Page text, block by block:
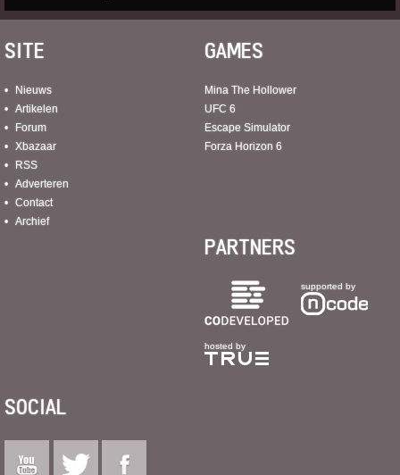
SITE
Nieuws
Artikelen
Forum
Xbazaar
RSS
Adverteren
Contact
Archief
GAMES
Mina The Hollower
UFC 6
Escape Simulator
Forza Horizon 6
PARTNERS
supported by
hosted by
SOCIAL